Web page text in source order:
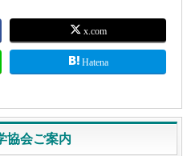
x.com
Hatena
協会ご案内